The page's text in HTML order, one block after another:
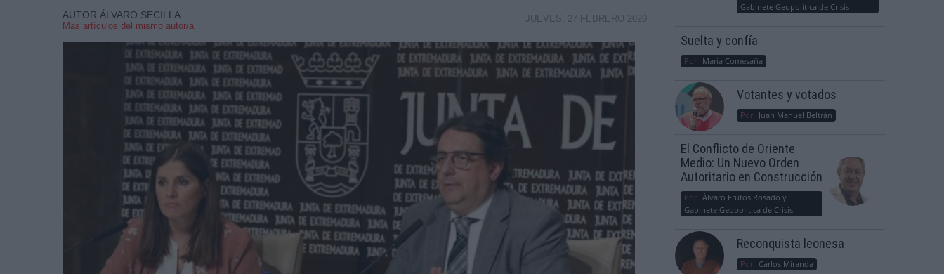
AUTOR ÁLVARO SECILLA
Mas artículos del mismo autor/a
JUEVES, 27 FEBRERO 2020
Gabinete Geopolítica de Crisis
Suelta y confía
Por María Comesaña
Votantes y votados
Por Juan Manuel Beltrán
El Conflicto de Oriente
Medio: Un Nuevo Orden
Autoritario en Construcción
Por Álvaro Frutos Rosado y
Gabinete Geopolítica de Crisis
Reconquista leonesa
Por Carlos Miranda